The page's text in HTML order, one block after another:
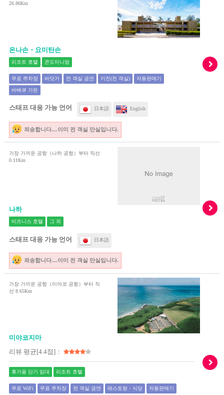
26.86Km
온나손・요미탄손
리조트 호텔 콘도미니엄
무료 주차장 바닷가 전 객실 금연 키친(전 객실) 자동판매기
바베큐 가든
스태프 대응 가능 언어 日本語 English
죄송합니다....이미 전 객실 만실입니다.
가장 가까운 공항（나하 공항）부터 직선
0.11Km
나하
비즈니스 호텔 그 외
스태프 대응 가능 언어 日本語
죄송합니다....이미 전 객실 만실입니다.
가장 가까운 공항（미야코 공항）부터 직
선 8.65Km
미야코지마
리뷰 평균[4.4점]：
휴가용 단기 임대 리조트 호텔
무료 WiFi 무료 주차장 전 객실 금연 레스토랑・식당 자동판매기